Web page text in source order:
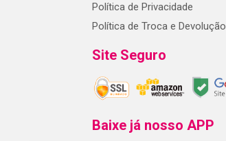
Política de Privacidade
Política de Troca e Devolução
Site Seguro
Baixe já nosso APP